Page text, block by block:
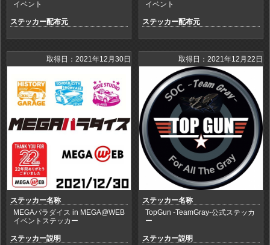
イベント
ステッカー配布元
イベント
ステッカー配布元
取得日：2021年12月30日
ステッカー名称
MEGAパラダイス in MEGA@WEB
イベントステッカー
ステッカー説明
取得日：2021年12月22日
ステッカー名称
TopGun -TeamGray-公式ステッカ
ー
ステッカー説明